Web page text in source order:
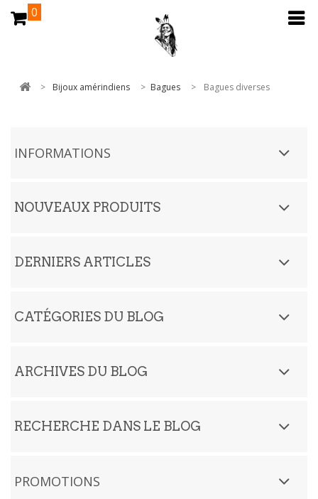
0
> Bijoux amérindiens > Bagues > Bagues diverses
INFORMATIONS
NOUVEAUX PRODUITS
DERNIERS ARTICLES
CATÉGORIES DU BLOG
ARCHIVES DU BLOG
RECHERCHE DANS LE BLOG
PROMOTIONS